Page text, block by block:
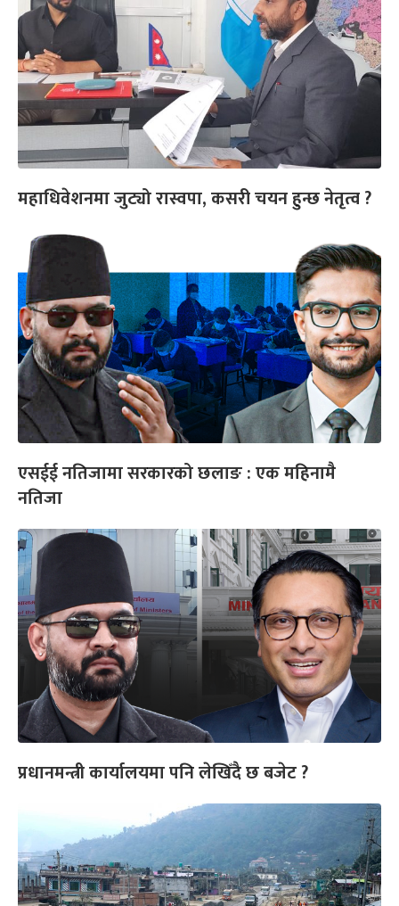
महाधिवेशनमा जुट्यो रास्वपा, कसरी चयन हुन्छ नेतृत्व ?
एसईई नतिजामा सरकारको छलाङ : एक महिनामै
नतिजा
प्रधानमन्त्री कार्यालयमा पनि लेखिँदै छ बजेट ?